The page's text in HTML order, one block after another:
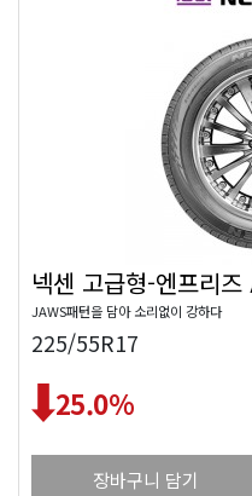
넥센 고급형-엔프리
JAWS패턴을 담아 소리없이 강하다
225/55R17
25.0%
장바구니 담기